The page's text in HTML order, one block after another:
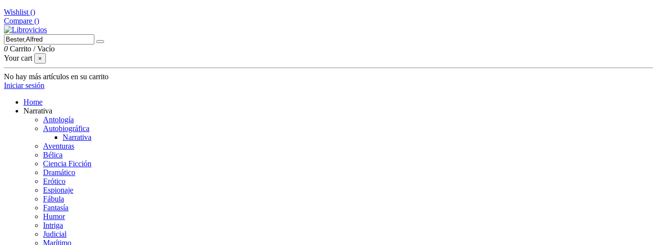
Wishlist ()
Compare ()
0 Carrito /Vacío
Your cart
×
No hay más artículos en su carrito
Iniciar sesión
Home
Narrativa
Antología
Autobiográfica
Narrativa
Aventuras
Bélica
Ciencia Ficción
Dramático
Erótico
Espionaje
Fábula
Fantasía
Humor
Intriga
Judicial
Marítimo